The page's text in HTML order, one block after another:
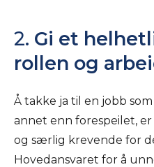
2. Gi et
rollen og
Å takke ja til en jobb
annet enn forespeilet,
og særlig krevende for
Hovedansvaret for å